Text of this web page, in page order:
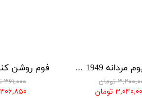
۳۶۱,۰۰۰ تومان
۳۰۶,۸۵۰ تومان
ادوپرفیوم مردانه 1949 سی بون میراکل گابین
تومان
تومان